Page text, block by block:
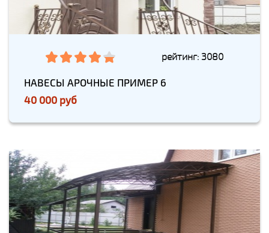
рейтинг: 3080
НАВЕСЫ АРОЧНЫЕ ПРИМЕР 6
40 000 руб